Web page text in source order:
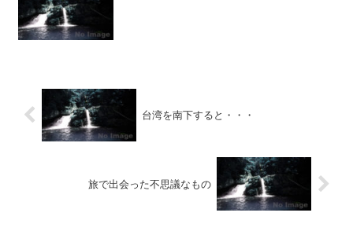
台湾を南下すると・・・
旅で出会った不思議なもの